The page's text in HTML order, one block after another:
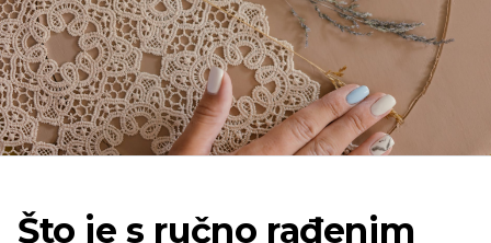
Što je s ručno rađenim